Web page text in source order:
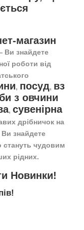
магазин
Ви знайдете
роботи від
, посуд, вз
з овчини
, сувенірна
дрібничок на
знайдете
стануть чудовим
рідних.
Новинки!